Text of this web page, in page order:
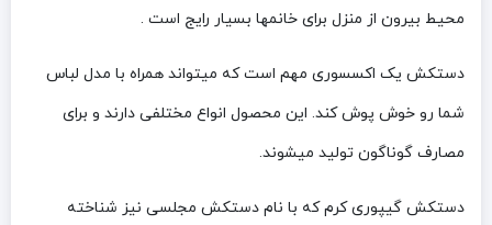
محیط بیرون از منزل برای خانمها بسیار رایج است .
دستکش یک اکسسوری مهم است که میتواند همراه با مدل لباس
شما رو خوش پوش کند. این محصول انواع مختلفی دارند و برای
مصارف گوناگون تولید میشوند.
دستکش گیپوری کرم که با نام دستکش مجلسی نیز شناخته